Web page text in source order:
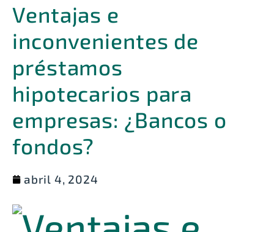
Ventajas e
inconvenientes de
préstamos
hipotecarios para
empresas: ¿Bancos o
fondos?
abril 4, 2024